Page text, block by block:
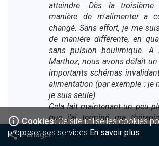
info_outline Cookies:Ce site utilise les cookies
proposer ses services En savoir plus
atteindre. Dès la troisième
manière de m'alimenter a
changé. Sans effort, je me
de manière différente, en
sans pulsion boulimique. A
Marthoz, nous avons défait
importants schémas
alimentation (par exemple : je
je suis seule).
Cela fait maintenant un peu
que j'ai terminé ma
sainement, sans effort
perdu 8 kilos, soit presque
share Partager